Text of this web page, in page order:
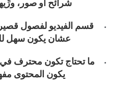
شرائح أو صور،
قسم الفيديو لفصول
عشان يكون سهل
ما تحتاج تكون محترف في
يكون المحتوى